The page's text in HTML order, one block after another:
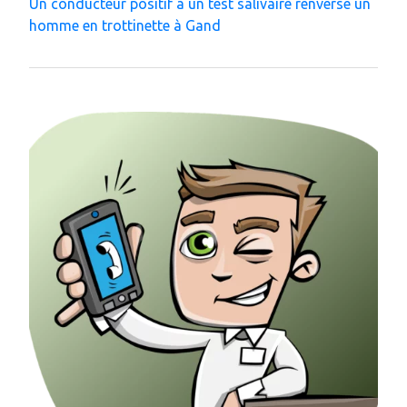
Un conducteur positif à un test salivaire renverse un
homme en trottinette à Gand